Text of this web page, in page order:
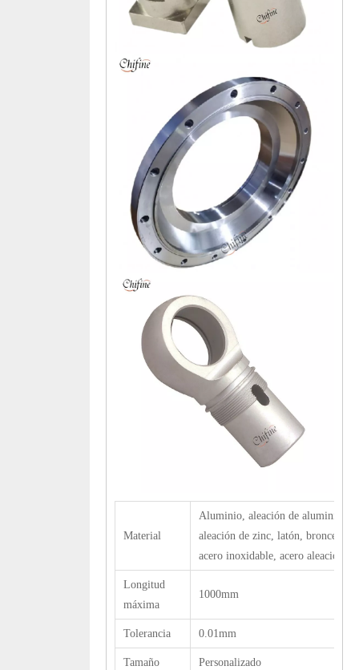
Material
Aluminio, aleación de aluminio,
aleación de zinc, latón, bronce,
acero inoxidable, acero aleaciones,
Longitud
máxima
1000mm
Tolerancia 0.01mm
Tamaño Personalizado